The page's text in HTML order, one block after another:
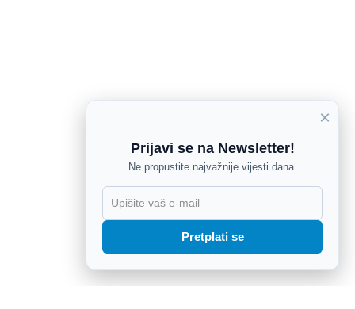
×
Prijavi se na Newsletter!
Ne propustite najvažnije vijesti dana.
Pretplati se